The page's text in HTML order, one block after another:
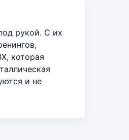
рукой. С их
которая
и не